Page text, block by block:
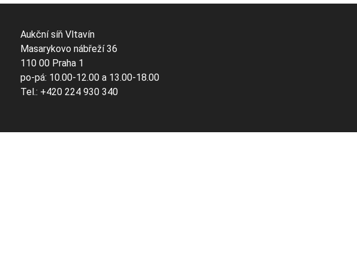
Aukční síň Vltavín
Masarykovo nábřeží 36
110 00 Praha 1
po-pá: 10.00-12.00 a 13.00-18.00
Tel.: +420 224 930 340